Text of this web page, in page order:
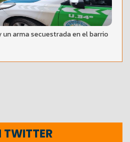
arma secuestrada en el barrio
TWITTER